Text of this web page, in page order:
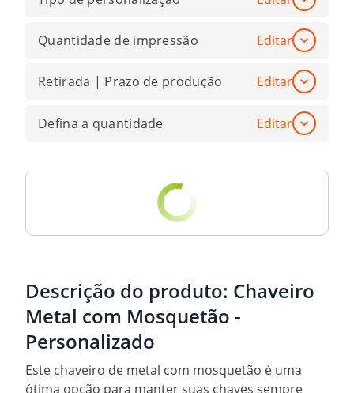
Quantidade de impressão Editar
Retirada | Prazo de produção Editar
Defina a quantidade Editar
Descrição do produto: Chaveiro
Metal com Mosquetão -
Personalizado
Este chaveiro de metal com mosquetão é uma
ótima opção para manter suas chaves sempre